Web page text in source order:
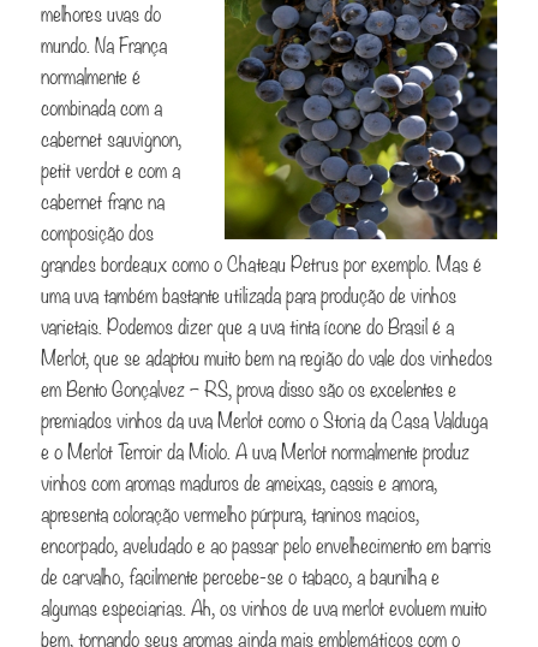
melhores uvas do
mundo. Na França
normalmente é
combinada com a
cabernet sauvignon,
petit verdot e com a
cabernet franc na
composição dos
grandes bordeaux como o Chateau Petrus por exemplo. Mas é
uma uva também bastante utilizada para produção de vinhos
varietais. Podemos dizer que a uva tinta ícone do Brasil é a
Merlot, que se adaptou muito bem na região do vale dos vinhedos
em Bento Gonçalvez – RS, prova disso são os excelentes e
premiados vinhos da uva Merlot como o Storia da Casa Valduga
e o Merlot Terroir da Miolo. A uva Merlot normalmente produz
vinhos com aromas maduros de ameixas, cassis e amora,
apresenta coloração vermelho púrpura, taninos macios,
encorpado, aveludado e ao passar pelo envelhecimento em barris
de carvalho, facilmente percebe-se o tabaco, a baunilha e
algumas especiarias. Ah, os vinhos de uva merlot evoluem muito
bem, tornando seus aromas ainda mais emblemáticos com o